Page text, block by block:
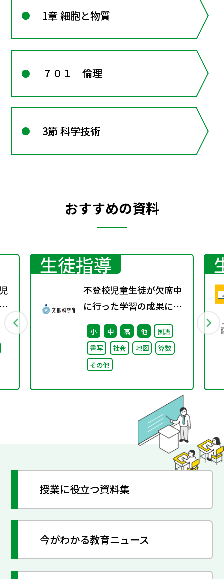
1章 細胞と物質
７０１ 倫理
3節 科学技術
おすすめの資料
生徒指導
不登校児童生徒が欠席中
に行った学習の成果に係
る成績評価について（通
知）
小 中 高 他
国語
書写
社会 地図
算数
その他
授業に役立つ資料集
今がわかる教育ニュース